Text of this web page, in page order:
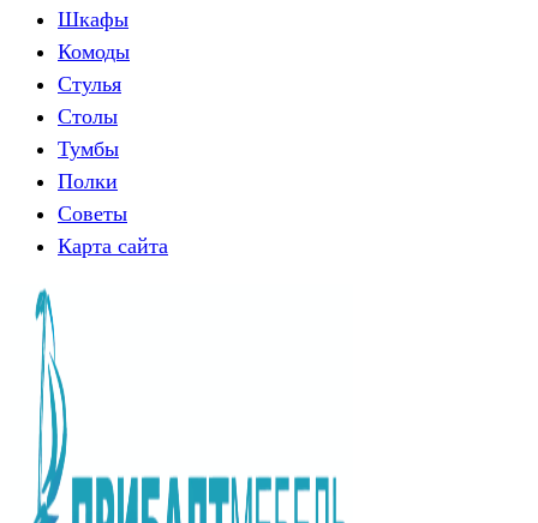
Шкафы
Комоды
Стулья
Столы
Тумбы
Полки
Советы
Карта сайта